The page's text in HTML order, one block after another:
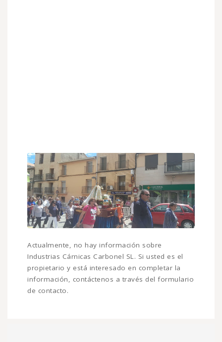
Actualmente, no hay información sobre
Industrias Cárnicas Carbonel SL. Si usted es el
propietario y está interesado en completar la
información, contáctenos a través del formulario
de contacto.